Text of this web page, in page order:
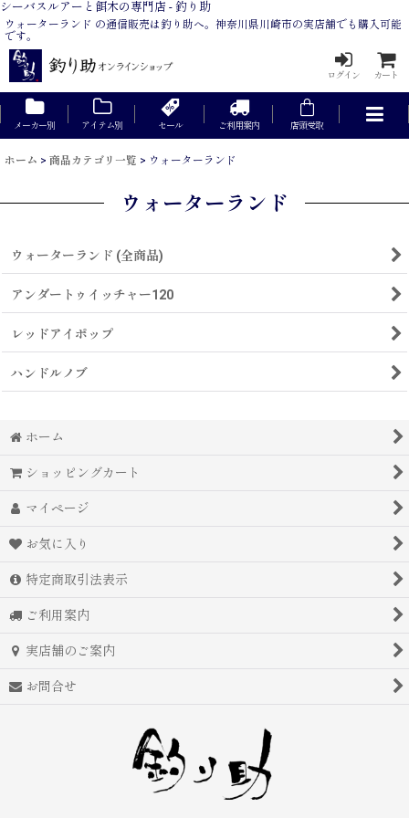
シーバスルアーと餌木の専門店 - 釣り助
ウォーターランド の通信販売は釣り助へ。神奈川県川崎市の実店舗でも購入可能
です。
ログイン カート
メーカー別 アイテム別 セール ご利用案内 店頭受取
ホーム > 商品カテゴリ一覧 > ウォーターランド
ウォーターランド
ウォーターランド (全商品)
アンダートゥイッチャー120
レッドアイポップ
ハンドルノブ
ホーム
ショッピングカート
マイページ
お気に入り
特定商取引法表示
ご利用案内
実店舗のご案内
お問合せ